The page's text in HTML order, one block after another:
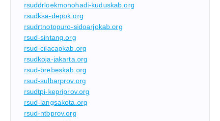
rsuddrloekmonohadi-kuduskab.org
rsudksa-depok.org
rsudrtnotopuro-sidoarjokab.org
rsud-sintang.org
rsud-cilacapkab.org
rsudkoja-jakarta.org
rsud-brebeskab.org
rsud-sulbarprov.org
rsudtpi-kepriprov.org
rsud-langsakota.org
rsud-ntbprov.org